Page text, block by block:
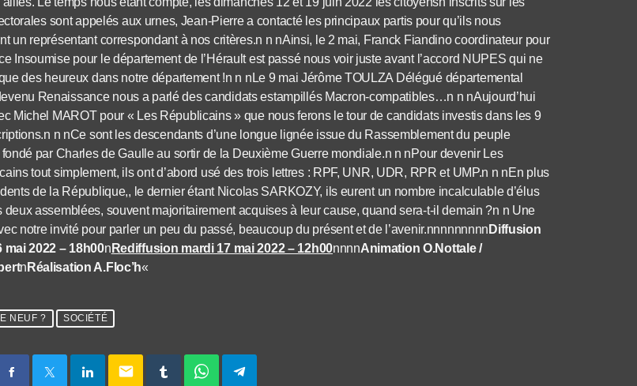
sont appelés aux urnes, Jean-Pierre a contacté les principaux partis pour qu’ils nous
un représentant correspondant à nos critères.n n nAinsi, le 2 mai, Franck Fiandino coordinateur pour
Insoumise pour le département de l’Hérault est passé nous voir juste avant l’accord NUPES qui ne
des heureux dans notre département !n n nLe 9 mai Jérôme TOULZA Délégué départemental
Renaissance nous a parlé des candidats estampillés Macron-compatibles…n n nAujourd’hui
Michel MAROT pour « Les Républicains » que nous ferons le tour de candidats investis dans les 9
n nCe sont les descendants d’une longue lignée issue du Rassemblement du peuple
par Charles de Gaulle au sortir de la Deuxième Guerre mondiale.n n nPour devenir Les
tout simplement, ils ont d’abord usé des trois lettres : RPF, UNR, UDR, RPR et UMP.n n nEn plus
de la République,, le dernier étant Nicolas SARKOZY, ils eurent un nombre incalculable d’élus
deux assemblées, souvent majoritairement acquises à leur cause, quand sera-t-il demain ?n n Une
notre invité pour parler un peu du passé, beaucoup du présent et de l’avenir.nnnnnnnnn Diffusion
mai 2022 – 18h00n Rediffusion mardi 17 mai 2022 – 12h00nnnnAnimation O.Nottale /
n Réalisation A.Floc’h«
NEUF ? SOCIÉTÉ
email